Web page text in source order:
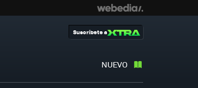
NUEVO
Suscríbete a